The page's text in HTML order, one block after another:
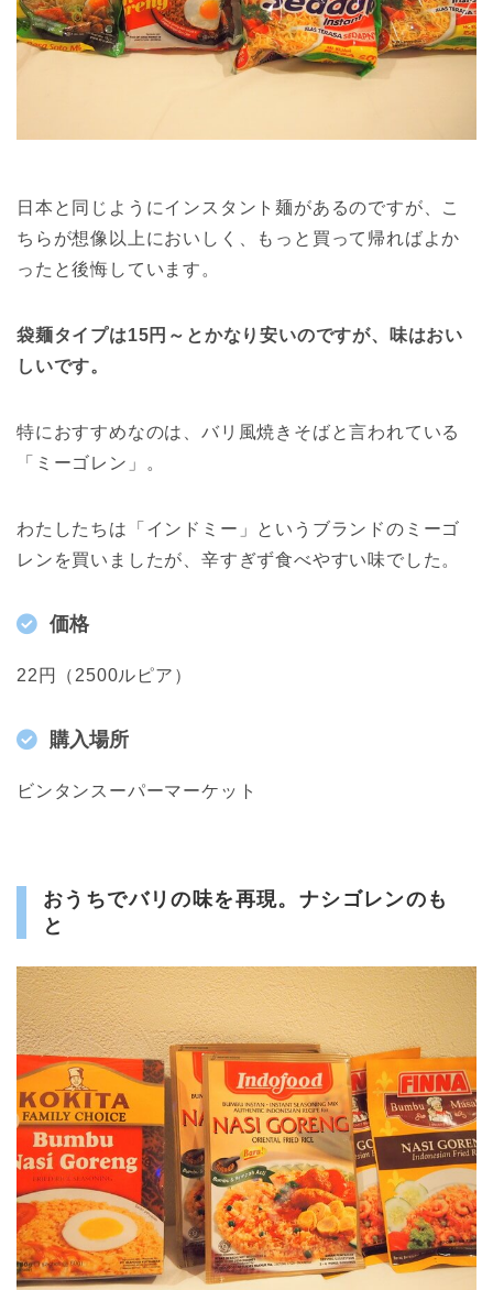
日本と同じようにインスタント麺があるのですが、こ
ちらが想像以上においしく、もっと買って帰ればよか
ったと後悔しています。
袋麺タイプは15円～とかなり安いのですが、味はおい
しいです。
特におすすめなのは、バリ風焼きそばと言われている
「ミーゴレン」。
わたしたちは「インドミー」というブランドのミーゴ
レンを買いましたが、辛すぎず食べやすい味でした。
価格
22円（2500ルピア）
購入場所
ビンタンスーパーマーケット
おうちでバリの味を再現。ナシゴレンのも
と